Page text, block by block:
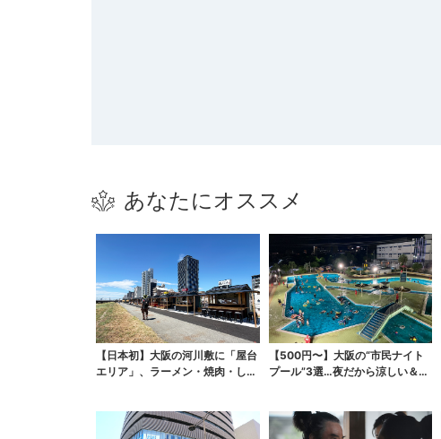
あなたにオススメ
【日本初】大阪の河川敷に「屋台
エリア」、ラーメン・焼肉・しゃ
【500円〜】大阪の“市民ナイト
プール”3選…夜だから涼しい＆コ